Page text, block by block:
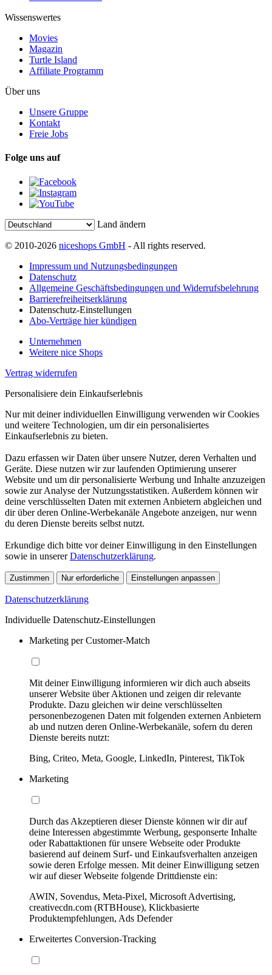
Wissenswertes
Movies
Magazin
Turtle Island
Affiliate Programm
Über uns
Unsere Gruppe
Kontakt
Freie Jobs
Folge uns auf
Land ändern
© 2010-2026 niceshops GmbH - All rights reserved.
Impressum und Nutzungsbedingungen
Datenschutz
Allgemeine Geschäftsbedingungen und Widerrufsbelehrung
Barrierefreiheitserklärung
Datenschutz-Einstellungen
Abo-Verträge hier kündigen
Unternehmen
Weitere nice Shops
Vertrag widerrufen
Personalisiere dein Einkaufserlebnis
Nur mit deiner individuellen Einwilligung verwenden wir Cookies
und weitere Technologien, um dir ein personalisiertes
Einkaufserlebnis zu bieten.
Dazu erfassen wir Daten über unsere Nutzer, deren Verhalten und
Geräte. Diese nutzen wir zur laufenden Optimierung unserer
Website und um dir personalisierte Werbung und Inhalte anzuzeigen
sowie zur Analyse der Nutzungsstatistiken. Außerdem können wir
deine verschlüsselten Daten mit externen Anbietern abgleichen und
dir über deren Online-Werbekanäle Angebote anzeigen, nur wenn
du deren Dienste bereits selbst nutzt.
Erkundige dich bitte vor deiner Einwilligung in den Einstellungen
sowie in unsererDatenschutzerklärung.
Zustimmen Nur erforderliche Einstellungen anpassen
Datenschutzerklärung
Individuelle Datenschutz-Einstellungen
Marketing per Customer-Match
Mit deiner Einwilligung informieren wir dich auch abseits
unserer Website über Aktionen und zeigen dir relevante
Produkte. Dazu gleichen wir deine verschlüsselten
personenbezogenen Daten mit folgenden externen Anbietern
ab und nutzen deren Online-Werbekanäle, sofern du deren
Dienste bereits nutzt:
Bing, Criteo, Meta, Google, LinkedIn, Pinterest, TikTok
Marketing
Durch das Akzeptieren dieser Dienste können wir dir auf
deine Interessen abgestimmte Werbung, gesponserte Inhalte
oder Rabattaktionen für unsere Webseite oder Produkte
basierend auf deinem Surf- und Einkaufsverhalten anzeigen
sowie deren Erfolge messen. Mit deiner Einwilligung setzen
wir auf dieser Webseite folgende Drittdienste ein:
AWIN, Sovendus, Meta-Pixel, Microsoft Advertising,
creativecdn.com (RTBHouse), Klickbasierte
Produktempfehlungen, Ads Defender
Erweitertes Conversion-Tracking